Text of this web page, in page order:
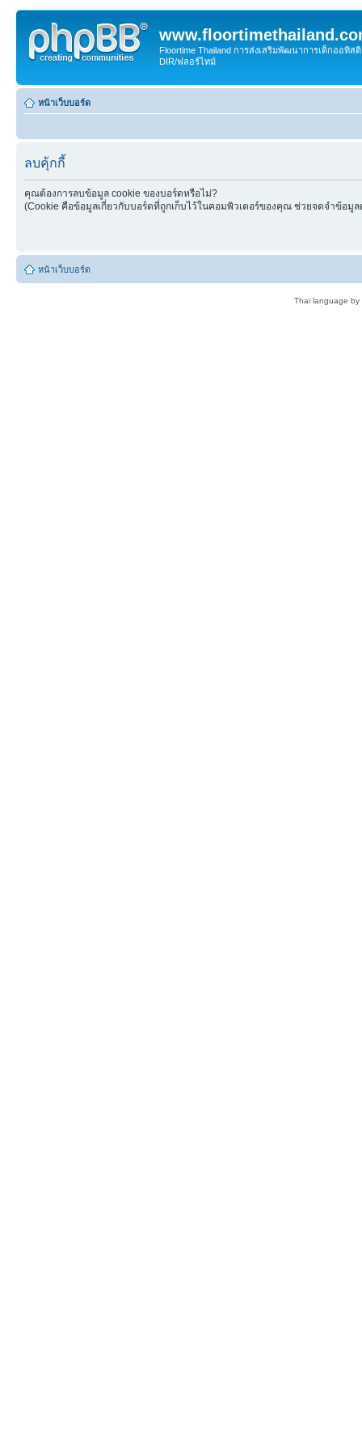
Floortime Thailand การส่งเสริมพัฒนาการเด็กออทิ
DIR/ฟลอร์ไทม์
หน้าเว็บบอร์ด
ลบคุ้กกี้
คุณต้องการลบข้อมูล cookie ของบอร์ดหรือไม่?
(Cookie คือข้อมูลเกี่ยวกับบอร์ดที่ถูกเก็บไว้ในคอมพิวเตอร์ของคุณ ช่วยจดจำข้อมูล
หน้าเว็บบอร์ด
Thai language by